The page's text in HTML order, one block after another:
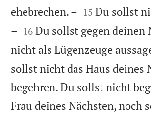
ehebrechen. – 

15 Du sollst
– 

16 Du sollst gegen deinen
nicht als Lügenzeuge
sollst nicht das Haus deines
begehren. Du sollst nicht
Frau deines Nächsten, noch